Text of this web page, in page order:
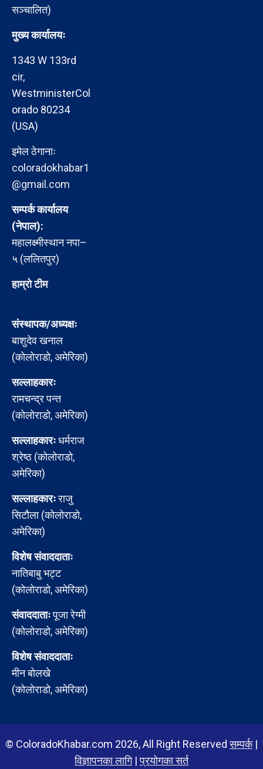
सञ्चालित)
मुख्य कार्यालयः
1343 W 133rd
cir,
WestministerCol
orado 80234
(USA)
इमेल ठेगानाः
coloradokhabar1
@gmail.com
सम्पर्क कार्यालय
(नेपाल):
महालक्ष्मीस्थान नपा–
५ (ललितपुर)
हाम्रो टीम
संस्थापक/अध्यक्षः
बाशुदेव खनाल
(कोलोराडो, अमेरिका)
सल्लाहकारः
रामचन्द्र पन्त
(कोलोराडो, अमेरिका)
सल्लाहकारःधर्मराज
श्रेष्ठ (कोलोराडो,
अमेरिका)
सल्लाहकारःराजु
सिटौला (कोलोराडो,
अमेरिका)
विशेष संवाददाताः
नातिबाबु भट्ट
(कोलोराडो, अमेरिका)
संवाददाताःपूजा रेग्मी
(कोलोराडो, अमेरिका)
विशेष संवाददाताः
मीन बोलखे
(कोलोराडो, अमेरिका)
© ColoradoKhabar.com 2026, All Right Reservedसम्पर्क|
विज्ञापनका लागि|प्रयोगका सर्त